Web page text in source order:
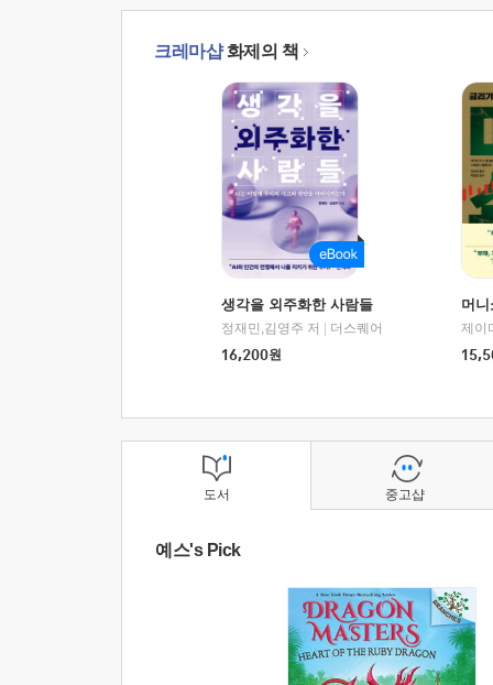
크레마샵화제의 책
생각을 외주화한 사람들
정재민,김영주 저
더스퀘어
16,200원
머
도서
예스's Pick
중고샵